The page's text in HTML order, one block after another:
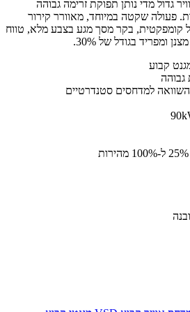
1:1. קצה אוויר גדול מדי נותן תפוקת זרימה גבוהה
פעולה שקטה במיוחד, מאוורר קירור
קומפקטית, בקר מסך מגע בצבע מלא, טווח
קבוע